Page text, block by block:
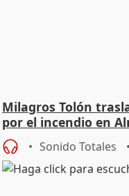
Milagros Tolón
por el incendio en
Sonido Totales